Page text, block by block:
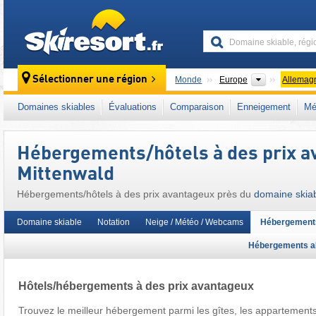
Sélectionner une région Monde Europe Continents
Ce domaine skiable se situe aussi dans :
Bayerisches Oberland
Alpes allemandes
Europe de l'Ouest, Europe centrale, Union
Domaines skiables Évaluations Comparaison Enneigement
Hébergements/hôtels à des prix
Mittenwald
Hébergements/hôtels à des prix avantageux près du domaine
Domaine skiable Notation Neige / Météo / Webcams
Hébergements
Hôtels/hébergements à des prix avantageux
Trouvez le meilleur hébergement parmi les gîtes, les